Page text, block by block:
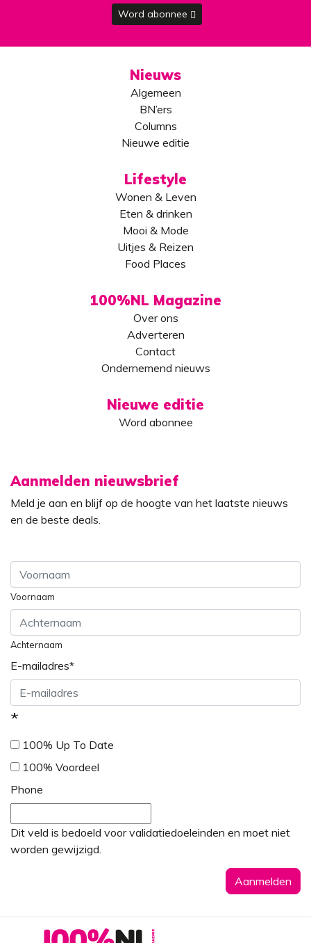
Word abonnee
Nieuws
Algemeen
BN’ers
Columns
Nieuwe editie
Lifestyle
Wonen & Leven
Eten & drinken
Mooi & Mode
Uitjes & Reizen
Food Places
100%NL Magazine
Over ons
Adverteren
Contact
Ondernemend nieuws
Nieuwe editie
Word abonnee
Aanmelden nieuwsbrief
Meld je aan en blijf op de hoogte van het laatste nieuws
en de beste deals.
Voornaam
Achternaam
E-mailadres*
*
100% Up To Date
100% Voordeel
Phone
Dit veld is bedoeld voor validatiedoeleinden en moet niet
worden gewijzigd.